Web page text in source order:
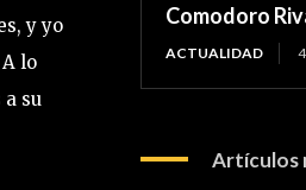
y yo
lo
su
Comodoro
ACTUALIDAD
Artículos